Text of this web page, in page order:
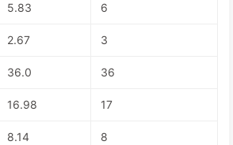
5.83 6
2.67 3
36.0 36
16.98 17
8.14 8